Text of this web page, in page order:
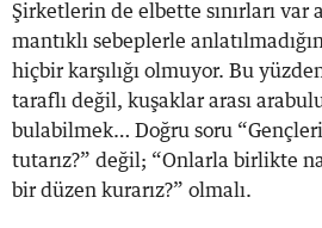
Şirketlerin de elbette sınırları var
mantıklı sebeplerle
hiçbir karşılığı olmuyor. Bu
taraflı değil, kuşaklar arası
bulabilmek… Doğru soru
tutarız?” değil; “Onlarla birlikte
bir düzen kurarız?” olmalı.